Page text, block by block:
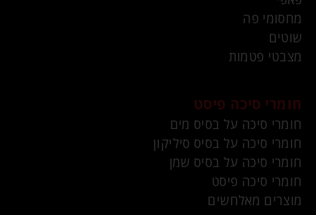
מחסומי פה
שוטים
מצבטי פטמות
חומרי סיכה פיסט
חומרי סיכה על בסיס מים
חומרי סיכה על בסיס סיליקון
חומרי סיכה על בסיס שמן
חומרי סיכה פיסט
מוצרים מאלחשים